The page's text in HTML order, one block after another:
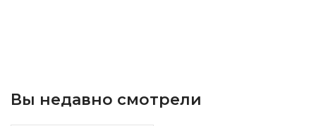
Вы недавно смотрели